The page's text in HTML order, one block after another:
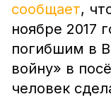
сообщает,
ноябре 2017
погибшим в
войну» в
человек